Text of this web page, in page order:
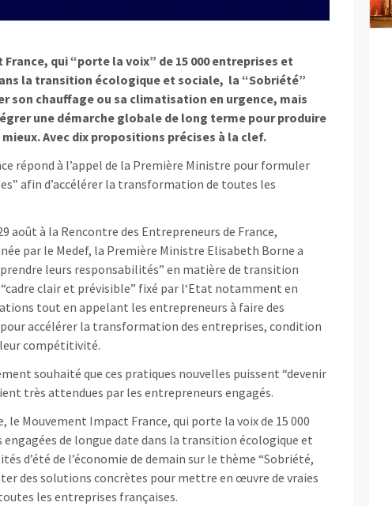
qui “porte la voix” de 15 000 entreprises et
la transition écologique et sociale, la “Sobriété”
son chauffage ou sa climatisation en urgence, mais
une démarche globale de long terme pour produire
Avec dix propositions précises à la clef.
répond à l’appel de la Première Ministre pour formuler
afin d’accélérer la transformation de toutes les
août à la Rencontre des Entrepreneurs de France,
par le Medef, la Première Ministre Elisabeth Borne a
leurs responsabilités” en matière de transition
clair et prévisible” fixé par l‘Etat notamment en
tout en appelant les entrepreneurs à faire des
accélérer la transformation des entreprises, condition
compétitivité.
souhaité que ces pratiques nouvelles puissent “devenir
très attendues par les entrepreneurs engagés.
le Mouvement Impact France, qui porte la voix de 15 000
de longue date dans la transition écologique et
d’été de l’économie de demain sur le thème “Sobriété,
des solutions concrètes pour mettre en œuvre de vraies
les entreprises françaises.